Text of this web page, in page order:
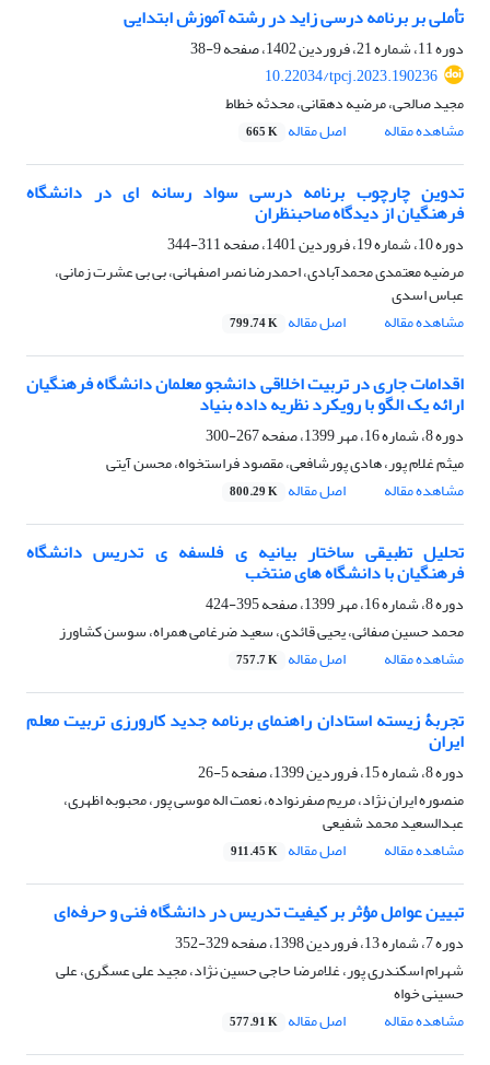
تأملی بر برنامه درسی زاید در رشته آموزش ابتدایی
دوره 11، شماره 21، فروردین 1402، صفحه
9-38
10.22034/tpcj.2023.190236
مجید صالحی، مرضیه دهقانی، محدثه خطاط
مشاهده مقاله
اصل مقاله 665 K
تدوین چارچوب برنامه درسی سواد رسانه ای در دانشگاه
فرهنگیان از دیدگاه صاحبنظران
دوره 10، شماره 19، فروردین 1401، صفحه
311-344
مرضیه معتمدی محمدآبادی، احمدرضا نصر اصفهانی، بی بی عشرت زمانی،
عباس اسدی
مشاهده مقاله
اصل مقاله 799.74 K
اقدامات جاری در تربیت اخلاقی دانشجو معلمان دانشگاه فرهنگیان
ارائه یک الگو با رویکرد نظریه داده بنیاد
دوره 8، شماره 16، مهر 1399، صفحه
267-300
میثم غلام پور، هادی پورشافعی، مقصود فراستخواه، محسن آیتی
مشاهده مقاله
اصل مقاله 800.29 K
تحلیل تطبیقی ساختار بیانیه ی فلسفه ی تدریس دانشگاه
فرهنگیان با دانشگاه های منتخب
دوره 8، شماره 16، مهر 1399، صفحه
395-424
محمد حسین صفائی، یحیی قائدی، سعید ضرغامی همراه، سوسن کشاورز
مشاهده مقاله
اصل مقاله 757.7 K
تجربۀ زیسته استادان راهنمای برنامه جدید کارورزی تربیت معلم
ایران
دوره 8، شماره 15، فروردین 1399، صفحه
5-26
منصوره ایران نژاد، مریم صفرنواده، نعمت اله موسی پور، محبوبه اظهری،
عبدالسعید محمد شفیعی
مشاهده مقاله
اصل مقاله 911.45 K
تبیین عوامل مؤثر بر کیفیت تدریس در دانشگاه فنی و حرفه‌ای
دوره 7، شماره 13، فروردین 1398، صفحه
329-352
شهرام اسکندری پور، غلامرضا حاجی حسین نژاد، مجید علی عسگری، علی
حسینی خواه
مشاهده مقاله
اصل مقاله 577.91 K